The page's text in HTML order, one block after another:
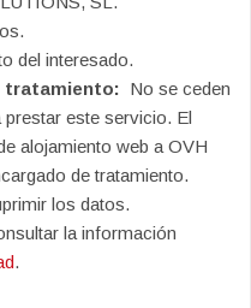
del interesado.
tratamiento: No se ceden
este servicio. El
alojamiento web a OVH
de tratamiento.
los datos.
la información
.